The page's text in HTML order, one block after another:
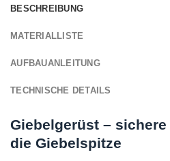
BESCHREIBUNG
MATERIALLISTE
AUFBAUANLEITUNG
TECHNISCHE DETAILS
Giebelgerüst –
die Giebelspitze